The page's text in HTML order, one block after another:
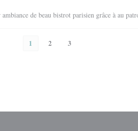
de beau bistrot parisien grâce à au
1 2 3